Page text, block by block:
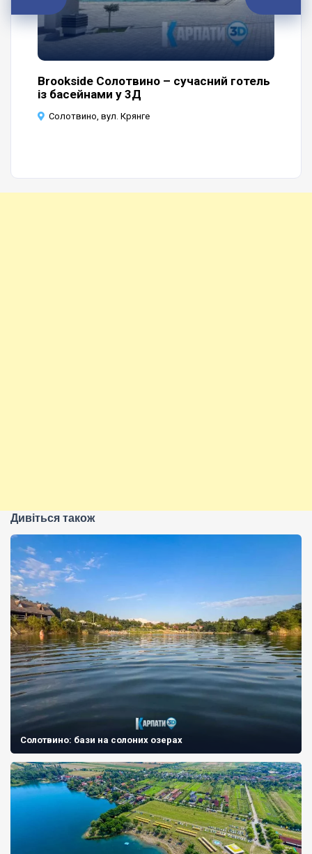
Brookside Солотвино – сучасний готель
із басейнами у 3Д
Солотвино, вул. Крянге
Дивіться також
Солотвино: бази на солоних озерах